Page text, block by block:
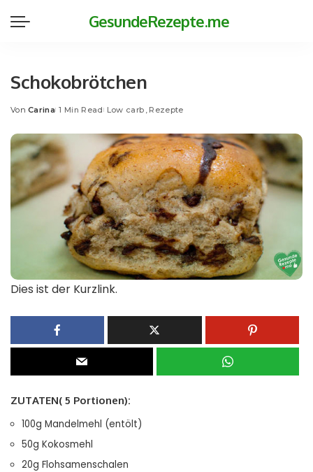
GesundeRezepte.me
Schokobrötchen
Posted
Von Carina 1 Min Read Low carb Rezepte
Dies ist der Kurzlink.
ZUTATEN( 5 Portionen):
100g Mandelmehl (entölt)
50g Kokosmehl
20g Flohsamenschalen